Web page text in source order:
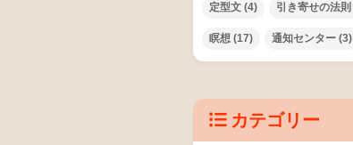
定型文 (4) 引き寄せの法則
瞑想 (17) 通知センター (3)
カテゴリー